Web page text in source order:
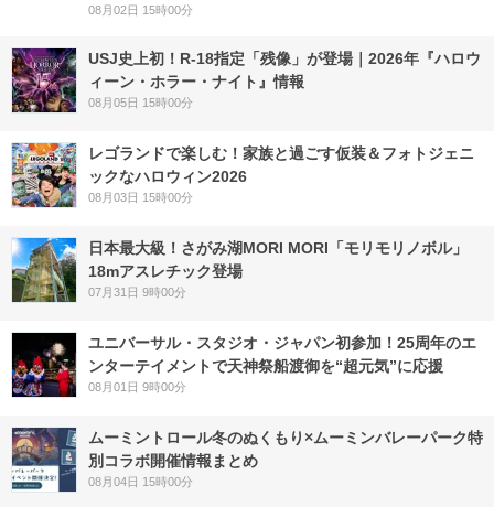
08月02日 15時00分
USJ史上初！R-18指定「残像」が登場｜2026年『ハロウ
ィーン・ホラー・ナイト』情報
08月05日 15時00分
レゴランドで楽しむ！家族と過ごす仮装＆フォトジェニ
ックなハロウィン2026
08月03日 15時00分
日本最大級！さがみ湖MORI MORI「モリモリノボル」
18mアスレチック登場
07月31日 9時00分
ユニバーサル・スタジオ・ジャパン初参加！25周年のエ
ンターテイメントで天神祭船渡御を“超元気”に応援
08月01日 9時00分
ムーミントロール冬のぬくもり×ムーミンバレーパーク特
別コラボ開催情報まとめ
08月04日 15時00分